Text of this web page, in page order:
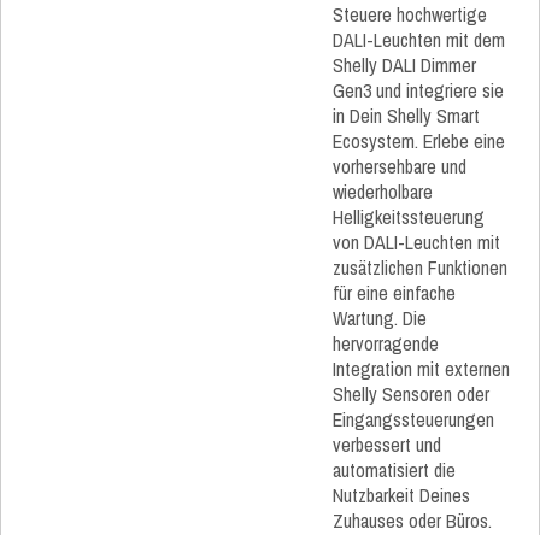
Steuere hochwertige
DALI-Leuchten mit dem
Shelly DALI Dimmer
Gen3 und integriere sie
in Dein Shelly Smart
Ecosystem. Erlebe eine
vorhersehbare und
wiederholbare
Helligkeitssteuerung
von DALI-Leuchten mit
zusätzlichen Funktionen
für eine einfache
Wartung. Die
hervorragende
Integration mit externen
Shelly Sensoren oder
Eingangssteuerungen
verbessert und
automatisiert die
Nutzbarkeit Deines
Zuhauses oder Büros.